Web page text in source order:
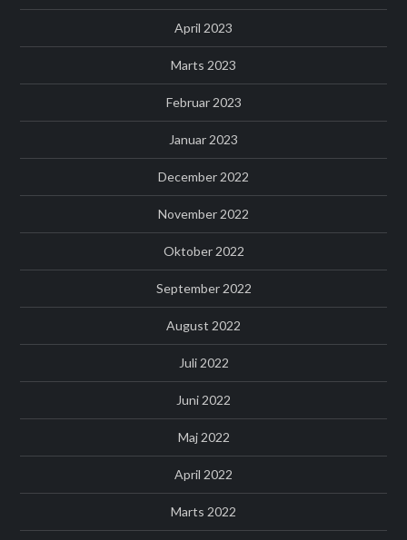
April 2023
Marts 2023
Februar 2023
Januar 2023
December 2022
November 2022
Oktober 2022
September 2022
August 2022
Juli 2022
Juni 2022
Maj 2022
April 2022
Marts 2022